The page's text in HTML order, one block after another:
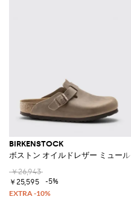
BIRKENSTOCK
ボストン オイルドレザー ミュール
￥26,943
￥25,595
-5%